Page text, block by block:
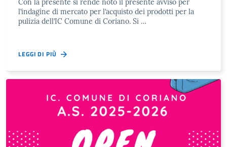
Con la presente si rende noto il presente avviso per
l’indagine di mercato per l’acquisto dei prodotti per la
pulizia dell’IC Comune di Coriano. Si …
LEGGI DI PIÙ